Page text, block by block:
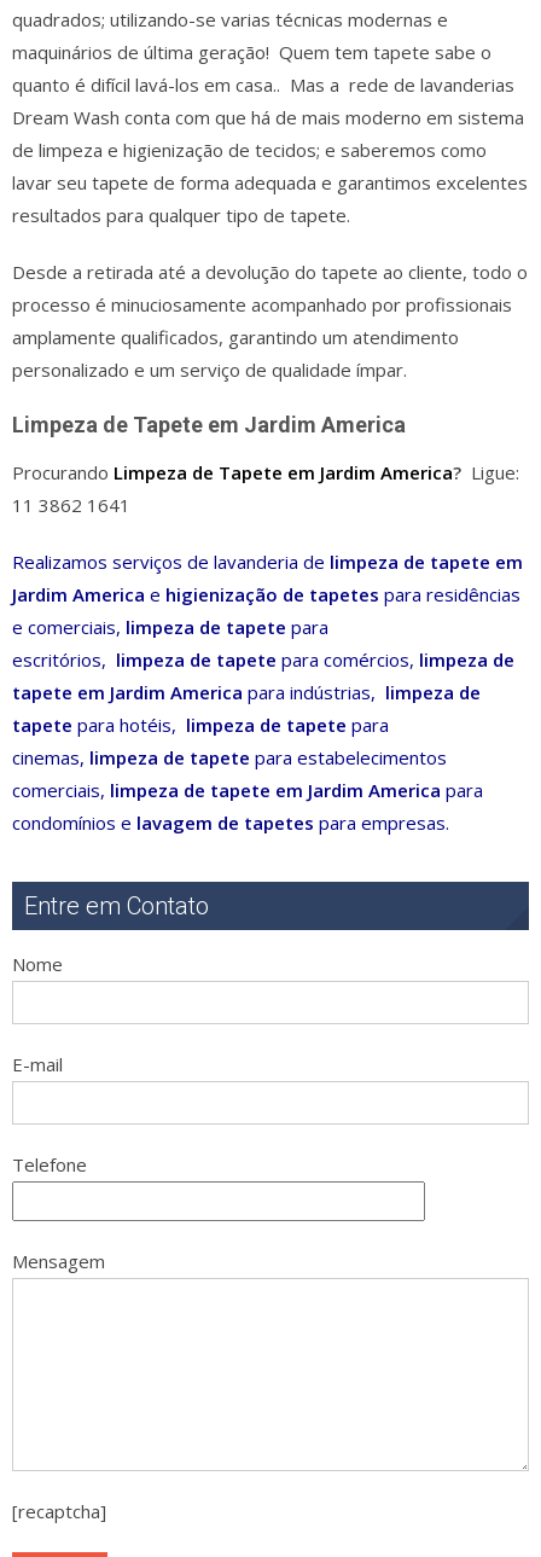
quadrados; utilizando-se varias técnicas modernas e
maquinários de última geração! Quem tem tapete sabe o
quanto é difícil lavá-los em casa.. Mas a rede de lavanderias
Dream Wash conta com que há de mais moderno em sistema
de limpeza e higienização de tecidos; e saberemos como
lavar seu tapete de forma adequada e garantimos excelentes
resultados para qualquer tipo de tapete.
Desde a retirada até a devolução do tapete ao cliente, todo o
processo é minuciosamente acompanhado por profissionais
amplamente qualificados, garantindo um atendimento
personalizado e um serviço de qualidade ímpar.
Limpeza de Tapete em Jardim America
Procurando Limpeza de Tapete em Jardim America? Ligue:
11 3862 1641
Realizamos serviços de lavanderia de limpeza de tapete em
Jardim America e higienização de tapetes para residências
e comerciais, limpeza de tapete para
escritórios, limpeza de tapete para comércios, limpeza de
tapete em Jardim America para indústrias, limpeza de
tapete para hotéis, limpeza de tapete para
cinemas, limpeza de tapete para estabelecimentos
comerciais, limpeza de tapete em Jardim America para
condomínios e lavagem de tapetes para empresas.
Entre em Contato
Nome
E-mail
Telefone
Mensagem
[recaptcha]